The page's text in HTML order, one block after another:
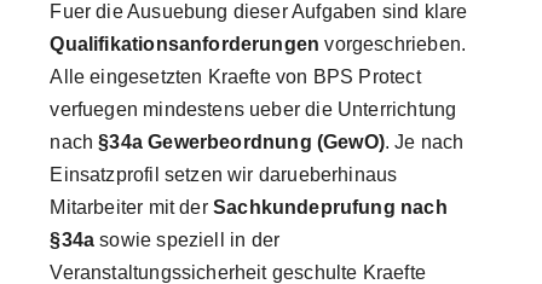
Fuer die Ausuebung dieser Aufgaben sind klare
Qualifikationsanforderungen vorgeschrieben.
Alle eingesetzten Kraefte von BPS Protect
verfuegen mindestens ueber die Unterrichtung
nach§34a Gewerbeordnung (GewO). Je nach
Einsatzprofil setzen wir darueberhinaus
Mitarbeiter mit der Sachkundeprufung nach
§34a sowie speziell in der
Veranstaltungssicherheit geschulte Kraefte